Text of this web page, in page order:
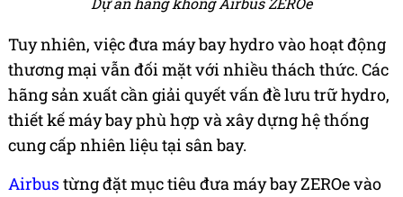
Tuy nhiên, việc đưa máy bay hydro vào hoạt động
thương mại vẫn đối mặt với nhiều thách thức. Các
hãng sản xuất cần giải quyết vấn đề lưu trữ hydro,
thiết kế máy bay phù hợp và xây dựng hệ thống
cung cấp nhiên liệu tại sân bay.
Airbustừng đặt mục tiêu đưa máy bay ZEROe vào